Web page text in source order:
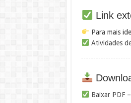
Link
Para mais
Atividades
Baixar PDF